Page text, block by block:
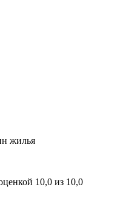
жилья
10,0 из 10,0